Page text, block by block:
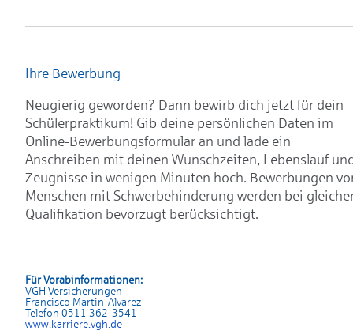
Ihre Bewerbung
Neugierig geworden? Dann bewirb dich jetzt für dein
Schülerpraktikum! Gib deine persönlichen Daten im
Online-Bewerbungsformular an und lade ein
Anschreiben mit deinen Wunschzeiten, Lebenslauf
Zeugnisse in wenigen Minuten hoch. Bewerbungen
Menschen mit Schwerbehinderung werden bei
Qualifikation bevorzugt berücksichtigt.
Für Vorabinformationen:
VGH Versicherungen
Francisco Martin-Alvarez
Telefon 0511 362-3541
www.karriere.vgh.de